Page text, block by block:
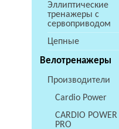
Эллиптические
тренажеры с
сервоприводом
Цепные
Велотренажеры
Производители
Cardio Power
CARDIO POWER
PRO